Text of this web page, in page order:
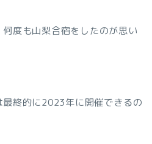
度も山梨合宿をしたのが思い
終的に2023年に開催できるの